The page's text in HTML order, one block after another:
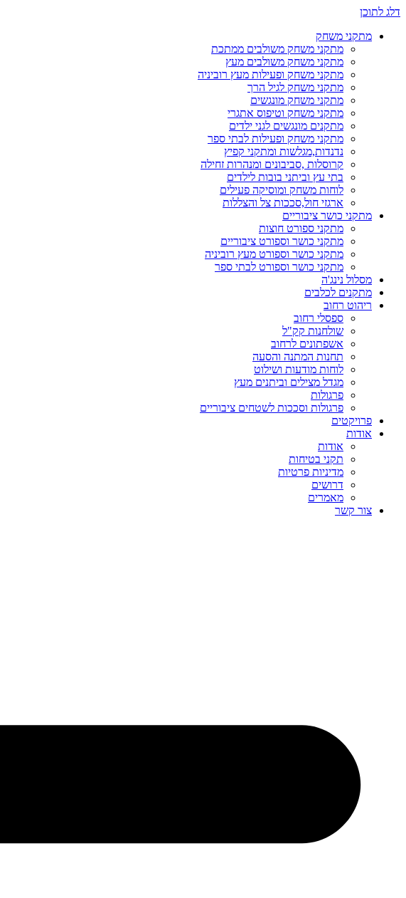
דלג לתוכן
מתקני משחק
מתקני משחק משולבים ממתכת
מתקני משחק משולבים מעץ
מתקני משחק ופעילות מעץ רוביניה
מתקני משחק לגיל הרך
מתקני משחק מונגשים
מתקני משחק וטיפוס אתגרי
מתקנים מונגשים לגני ילדים
מתקני משחק ופעילות לבתי ספר
נדנדות,מגלשות ומתקני קפיץ
קרוסלות ,סביבונים ומנהרות זחילה
בתי עץ וביתני בובות לילדים
לוחות משחק ומוסיקה פעילים
ארגזי חול,סככות צל והצללות
מתקני כושר ציבוריים
מתקני ספורט חוצות
מתקני כושר וספורט ציבוריים
מתקני כושר וספורט מעץ רוביניה
מתקני כושר וספורט לבתי ספר
מסלול נינג'ה
מתקנים לכלבים
ריהוט רחוב
ספסלי רחוב
שולחנות קק"ל
אשפתונים לרחוב
תחנות המתנה והסעה
לוחות מודעות ושילוט
מגדל מצילים וביתנים מעץ
פרגולות
פרגולות וסככות לשטחים ציבוריים
פרויקטים
אודות
אודות
תקני בטיחות
מדיניות פרטיות
דרושים
מאמרים
צור קשר